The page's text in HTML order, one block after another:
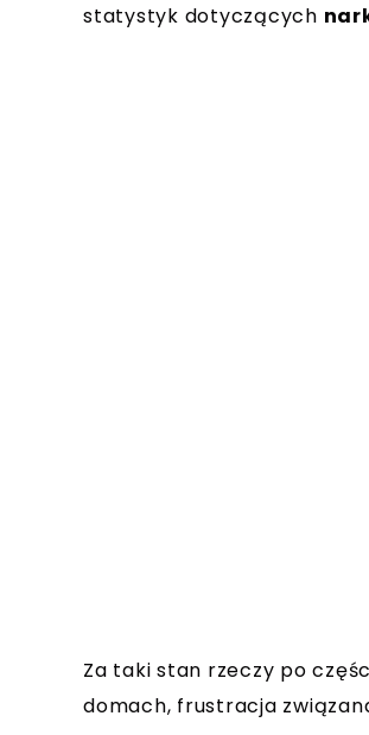
statystyk dotyczących
Za taki stan rzeczy po
domach, frustracja